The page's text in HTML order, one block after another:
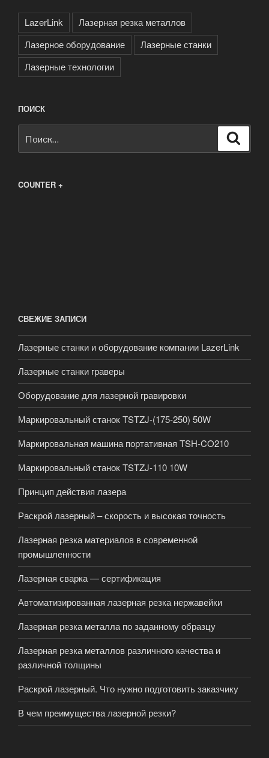
LazerLink
Лазерная резка металлов
Лазерное оборудование
Лазерные станки
Лазерные технологии
ПОИСК
COUNTER +
СВЕЖИЕ ЗАПИСИ
Лазерные станки и оборудование компании LazerLink
Лазерные станки граверы
Оборудование для лазерной гравировки
Маркировальный станок TSTZJ-(175-250) 50W
Маркировальная машина портативная TSH-CO210
Маркировальный станок TSTZJ-110 10W
Принцип действия лазера
Раскрой лазерный – скорость и высокая точность
Лазерная резка материалов в современной
промышленности
Лазерная сварка — сертификация
Автоматизированная лазерная резка нержавейки
Лазерная резка металла по заданному образцу
Лазерная резка металлов различного качества и
различной толщины
Раскрой лазерный. Что нужно подготовить заказчику
В чем преимущества лазерной резки?